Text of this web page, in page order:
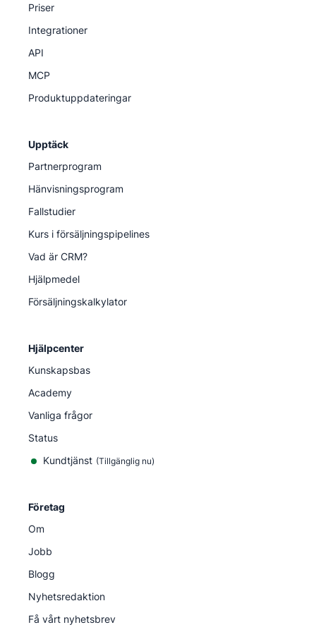
Priser
Integrationer
API
MCP
Produktuppdateringar
Upptäck
Partnerprogram
Hänvisningsprogram
Fallstudier
Kurs i försäljningspipelines
Vad är CRM?
Hjälpmedel
Försäljningskalkylator
Hjälpcenter
Kunskapsbas
Academy
Vanliga frågor
Status
Kundtjänst (Tillgänglig nu)
Företag
Om
Jobb
Blogg
Nyhetsredaktion
Få vårt nyhetsbrev